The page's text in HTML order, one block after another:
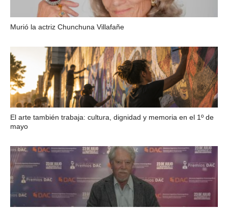
Murió la actriz Chunchuna Villafañe
El arte también trabaja: cultura, dignidad y memoria en el 1º de
mayo